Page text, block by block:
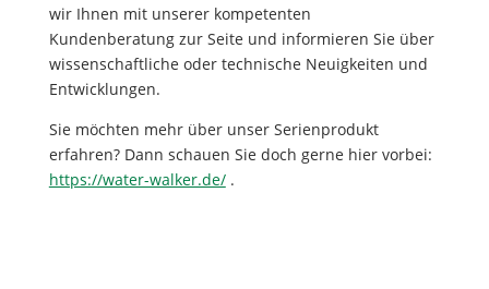
wir Ihnen mit unserer kompetenten
Kundenberatung zur Seite und informieren Sie über
wissenschaftliche oder technische Neuigkeiten und
Entwicklungen.
Sie möchten mehr über unser Serienprodukt
erfahren? Dann schauen Sie doch gerne hier vorbei:
https://water-walker.de/.